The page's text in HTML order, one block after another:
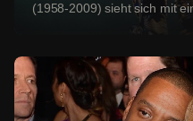
(1958-2009) sieht sich mit